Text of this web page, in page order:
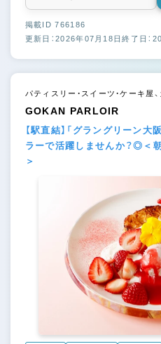
掲載ID 766186
更新日：2026年07月18日終了日：
パティスリー・スイーツ・ケーキ屋
GOKAN PARLOIR
【駅直結】「グラングリーン大
ラーで活躍しませんか？◎＜
＞